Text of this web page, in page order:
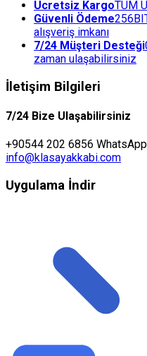
Ücretsiz KargoTÜM
Güvenli Ödeme
alışveriş imkanı
7/24 Müşteri Desteği
zaman ulaşabilirsiniz
İletişim Bilgileri
7/24 Bize Ulaşabilirsiniz
+90544 202 6856 WhatsApp
info@klasayakkabi.com
Uygulama İndir